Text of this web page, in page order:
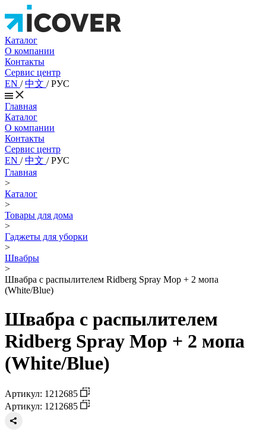
Каталог
О компании
Контакты
Сервис центр
EN /中文 /РУС
Главная
Каталог
О компании
Контакты
Сервис центр
EN /中文 /РУС
Главная
>
Каталог
>
Товары для дома
>
Гаджеты для уборки
>
Швабры
>
Швабра с распылителем Ridberg Spray Mop + 2 мопа
(White/Blue)
Швабра с распылителем
Ridberg Spray Mop + 2 мопа
(White/Blue)
Артикул: 1212685
Артикул: 1212685